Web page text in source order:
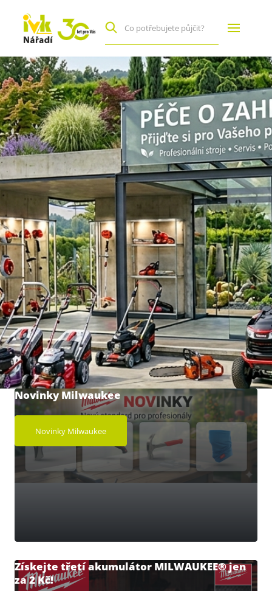
Péče o zahradu
Přijďte si pro
Novinky Milwaukee
Novinky Milwaukee
Získejte třetí akumulátor MILWAUKEE® jen
za 2 Kč!